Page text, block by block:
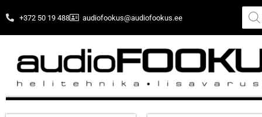
+372 50 19 488 audiofookus@audiofookus.ee